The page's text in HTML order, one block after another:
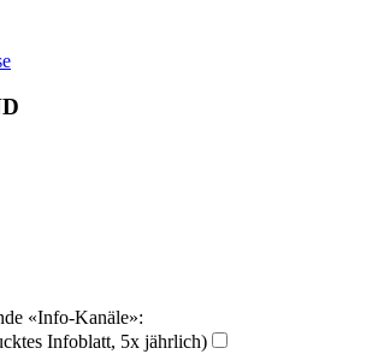
«Info-Kanäle»:
Infoblatt, 5x jährlich)